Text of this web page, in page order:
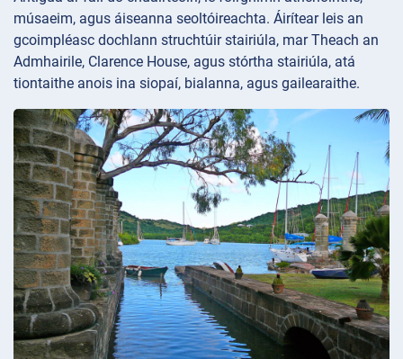
músaeim, agus áiseanna seoltóireachta. Áirítear leis an
gcoimpléasc dochlann struchtúir stairiúla, mar Theach an
Admhairile, Clarence House, agus stórtha stairiúla, atá
tiontaithe anois ina siopaí, bialanna, agus gailearaithe.